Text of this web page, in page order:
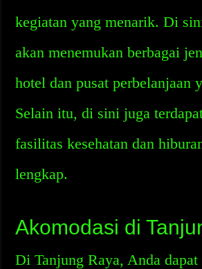
kegiatan yang menarik. Di
akan menemukan berbagai
hotel dan pusat perbelanjaan
Selain itu, di sini juga
fasilitas kesehatan dan
lengkap.
Akomodasi di
Di Tanjung Raya, Anda dapat